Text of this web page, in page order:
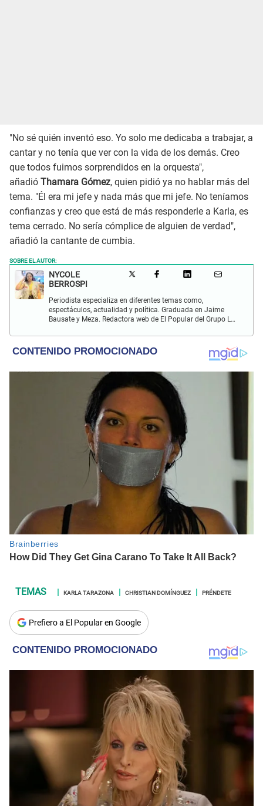
"No sé quién inventó eso. Yo solo me dedicaba a trabajar, a
cantar y no tenía que ver con la vida de los demás. Creo
que todos fuimos sorprendidos en la orquesta",
añadió Thamara Gómez, quien pidió ya no hablar más del
tema. "Él era mi jefe y nada más que mi jefe. No teníamos
confianzas y creo que está de más responderle a Karla, es
tema cerrado. No sería cómplice de alguien de verdad",
añadió la cantante de cumbia.
SOBRE EL AUTOR:
NYCOLE
BERROSPI
Periodista especializa en diferentes temas como,
espectáculos, actualidad y política. Graduada en Jaime
Bausate y Meza. Redactora web de El Popular del Grupo La
producción de televisión.
KARLA TARAZONA CHRISTIAN DOMÍNGUEZ PRÉNDETE
Prefiero a El Popular en Google